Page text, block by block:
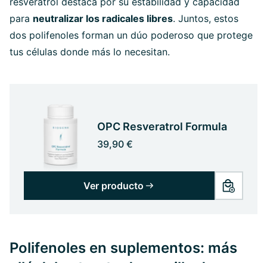
para neutralizar los radicales libres. Juntos, estos
dos polifenoles forman un dúo poderoso que protege
tus células donde más lo necesitan.
OPC Resveratrol Formula
39,90 €
Ver producto
Polifenoles en suplementos: más